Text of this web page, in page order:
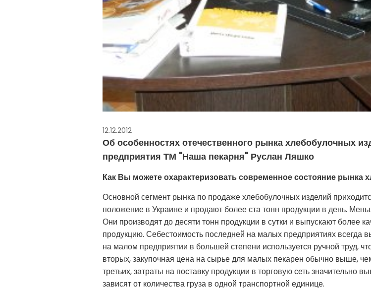
12.12.2012
Об особенностях отечественного рынка хлебобулочных
предприятия ТМ "Наша пекарня" Руслан Ляшко
Как Вы можете охарактеризовать современное состояние рынка
Основной сегмент рынка по продаже хлебобулочных изделий
положение в Украине и продают более ста тонн продукции в день.
Они производят до десяти тонн продукции в сутки и выпускают более
продукцию. Себестоимость последней на малых предприятиях всегда
на малом предприятии в большей степени используется ручной труд,
вторых, закупочная цена на сырье для малых пекарен обычно выше,
третьих, затраты на поставку продукции в торговую сеть
зависят от количества груза в одной транспортной единице.